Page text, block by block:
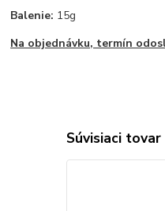
Balenie: 15g
Na objednávku, termín
Súvisiaci tovar